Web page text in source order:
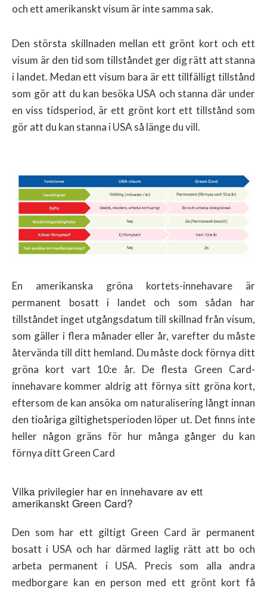
och ett amerikanskt visum är inte samma sak.
Den största skillnaden mellan ett grönt kort och ett
visum är den tid som tillståndet ger dig rätt att stanna
i landet. Medan ett visum bara är ett tillfälligt tillstånd
som gör att du kan besöka USA och stanna där under
en viss tidsperiod, är ett grönt kort ett tillstånd som
gör att du kan stanna i USA så länge du vill.
En amerikanska gröna kortets-innehavare är
permanent bosatt i landet och som sådan har
tillståndet inget utgångsdatum till skillnad från visum,
som gäller i flera månader eller år, varefter du måste
återvända till ditt hemland. Du måste dock förnya ditt
gröna kort vart 10:e år. De flesta Green Card-
innehavare kommer aldrig att förnya sitt gröna kort,
eftersom de kan ansöka om naturalisering långt innan
den tioåriga giltighetsperioden löper ut. Det finns inte
heller någon gräns för hur många gånger du kan
förnya ditt Green Card
Vilka privilegier har en innehavare av ett
amerikanskt Green Card?
Den som har ett giltigt Green Card är permanent
bosatt i USA och har därmed laglig rätt att bo och
arbeta permanent i USA. Precis som alla andra
medborgare kan en person med ett grönt kort få